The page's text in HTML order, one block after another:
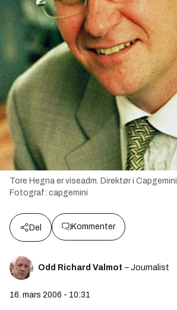
Tore Hegna er viseadm. Direktør i
Fotograf: capgemini
Del Kommenter
Odd Richard Valmot – Journalist
16. mars 2006 - 10:31